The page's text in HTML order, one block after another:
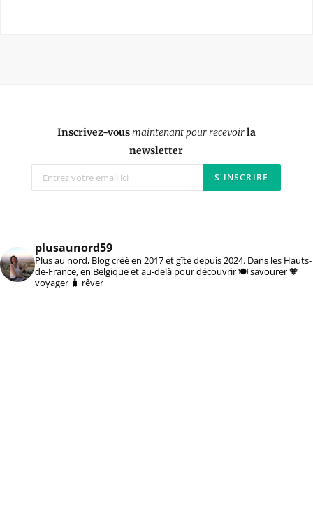
Inscrivez-vousmaintenant pour recevoirla
newsletter
plusaunord59
Plus au nord, Blog créé en 2017 et gîte depuis 2024. Dans les Hauts-
de-France, en Belgique et au-delà pour découvrir 🍽️ savourer 🧡
voyager 🧳 rêver